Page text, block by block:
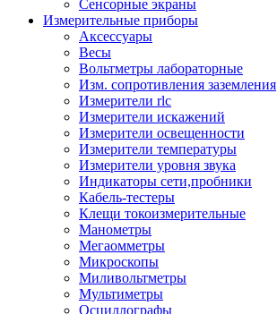
Сенсорные экраны
Измерительные приборы
Аксессуары
Весы
Вольтметры лабораторные
Изм. сопротивления заземления
Измерители rlc
Измерители искажений
Измерители освещенности
Измерители температуры
Измерители уровня звука
Индикаторы сети,пробники
Кабель-тестеры
Клещи токоизмерительные
Манометры
Мегаомметры
Микроскопы
Миливольтметры
Мультиметры
Осциллографы